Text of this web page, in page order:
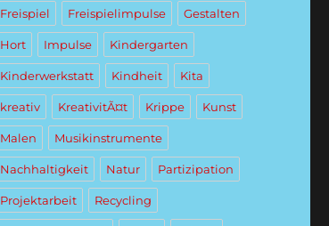
Freispiel Freispielimpulse Gestalten
Hort Impulse Kindergarten
Kinderwerkstatt Kindheit Kita
kreativ KreativitÃ¤t Krippe Kunst
Malen Musikinstrumente
Nachhaltigkeit Natur Partizipation
Projektarbeit Recycling